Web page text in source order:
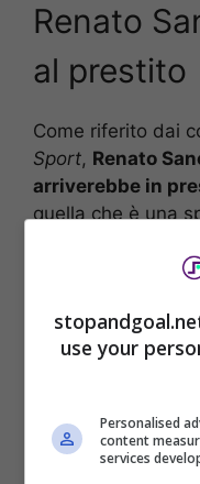
Renato
al prestito
Come riferito dai
Sport, Renato
arriverebbe in
quella che è una
portoghese, che
fatta di alti e
poco conclusa
use your
Personalised
content
services